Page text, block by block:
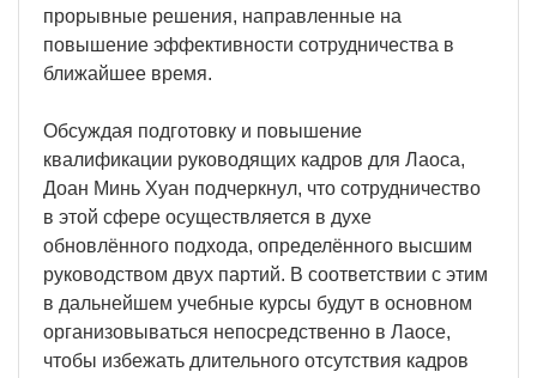
прорывные решения, направленные на
повышение эффективности сотрудничества в
ближайшее время.
Обсуждая подготовку и повышение
квалификации руководящих кадров для Лаоса,
Доан Минь Хуан подчеркнул, что сотрудничество
в этой сфере осуществляется в духе
обновлённого подхода, определённого высшим
руководством двух партий. В соответствии с этим
в дальнейшем учебные курсы будут в основном
организовываться непосредственно в Лаосе,
чтобы избежать длительного отсутствия кадров